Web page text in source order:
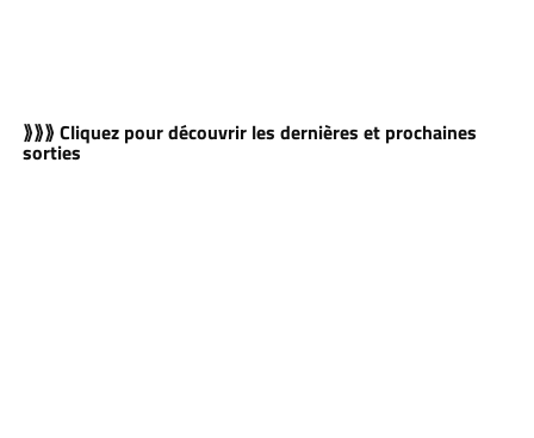
⟫⟫⟫ Cliquez pour découvrir les dernières et prochaines
sorties